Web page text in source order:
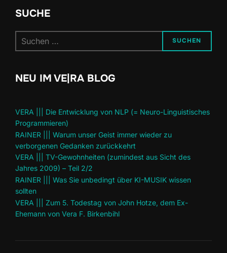
SUCHE
nach:
SUCHEN
NEU IM VE|RA BLOG
VERA ||| Die Entwicklung von NLP (= Neuro-Linguistisches
Programmieren)
RAINER ||| Warum unser Geist immer wieder zu
verborgenen Gedanken zurückkehrt
VERA ||| TV-Gewohnheiten (zumindest aus Sicht des
Jahres 2009) – Teil 2/2
RAINER ||| Was Sie unbedingt über KI-MUSIK wissen
sollten
VERA ||| Zum 5. Todestag von John Hotze, dem Ex-
Ehemann von Vera F. Birkenbihl